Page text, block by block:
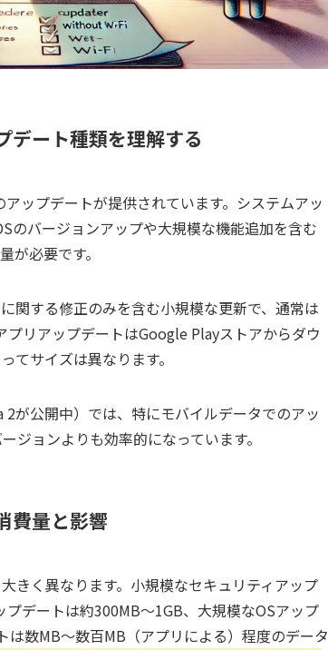
ート種類を理解する
ップデートが提供されています。システムアッ
のバージョンアップや大規模な機能追加を含む
が必要です。
関する修正のみを含む小規模な更新で、通常は
リアップデートはGoogle Playストアからダウ
てサイズは異なります。
が公開中）では、特にモバイルデータでのアッ
ジョンよりも効率的になっています。
費量と影響
きく異なります。小規模なセキュリティアップ
デートは約300MB〜1GB、大規模なOSアップ
数MB〜数百MB（アプリによる）程度のデータ